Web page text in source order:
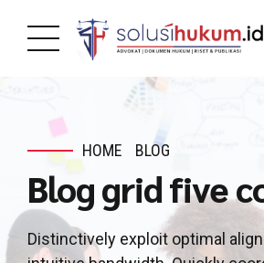
HOME BLOG
Blog grid five
Distinctively exploit optimal